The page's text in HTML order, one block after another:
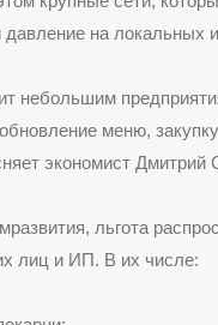
на локальных
небольшим
меню,
экономист Дмитрий
льгота
лиц и ИП. В их числе: